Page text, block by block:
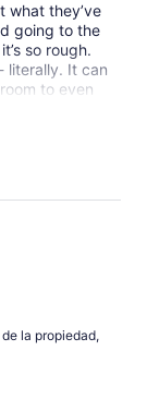
what they’ve
going to the
so rough.
literally. It can
to even
be able
a ‘public’
and the
no chance
for it as
big would
la propiedad,